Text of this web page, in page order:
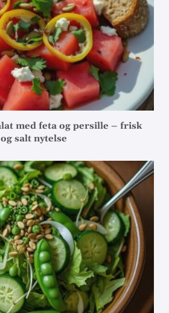
med feta og persille – frisk
og salt nytelse